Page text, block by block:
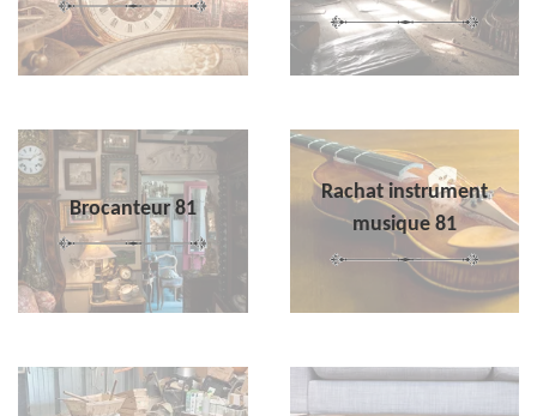
Brocanteur 81
Rachat instrument
musique 81